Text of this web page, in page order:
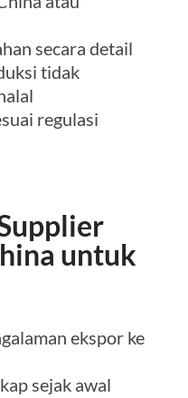
secara detail
tidak
regulasi
untuk
ekspor ke
sejak awal